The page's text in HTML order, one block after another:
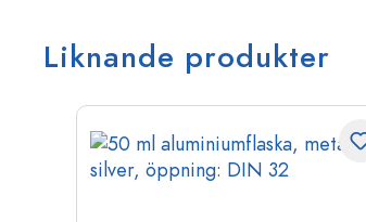
Liknande produkter